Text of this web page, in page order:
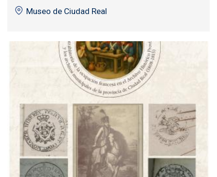
Museo de Ciudad Real